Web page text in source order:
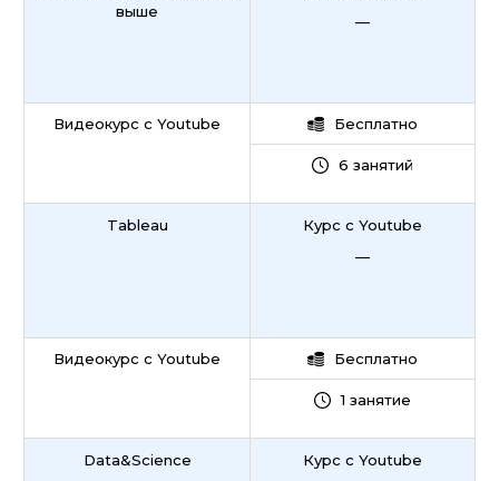
выше
Видеокурс с Youtube
—
Бесплатно
6 занятий
Tableau
Видеокурс с Youtube
Курс с Youtube
—
Бесплатно
1 занятие
Data&Science
Курс с Youtube